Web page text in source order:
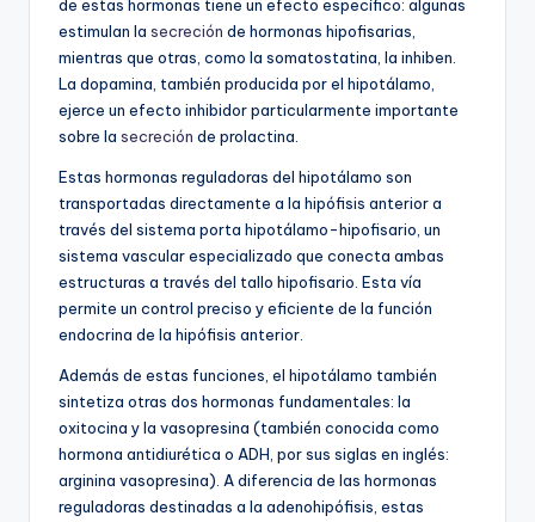
de estas hormonas tiene un efecto específico: algunas
estimulan la secreción de hormonas hipofisarias,
mientras que otras, como la somatostatina, la inhiben.
La dopamina, también producida por el hipotálamo,
ejerce un efecto inhibidor particularmente importante
sobre la secreción de prolactina.
Estas hormonas reguladoras del hipotálamo son
transportadas directamente a la hipófisis anterior a
través del sistema porta hipotálamo-hipofisario, un
sistema vascular especializado que conecta ambas
estructuras a través del tallo hipofisario. Esta vía
permite un control preciso y eficiente de la función
endocrina de la hipófisis anterior.
Además de estas funciones, el hipotálamo también
sintetiza otras dos hormonas fundamentales: la
oxitocina y la vasopresina (también conocida como
hormona antidiurética o ADH, por sus siglas en inglés:
arginina vasopresina). A diferencia de las hormonas
reguladoras destinadas a la adenohipófisis, estas